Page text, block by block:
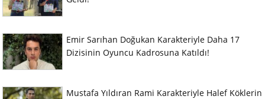
Emir Sarıhan Doğukan Karakteriyle Daha 17
Dizisinin Oyuncu Kadrosuna Katıldı!
Mustafa Yıldıran Rami Karakteriyle Halef Köklerin